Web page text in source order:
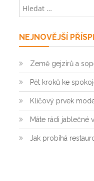
NEJNOVĚJŠÍ
Země gejzírů a
Pět kroků ke
Klíčový prvek
Máte rádi jablečné
Jak probíhá